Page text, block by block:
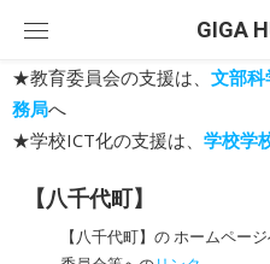
content
GIGA
★教育委員会の支援は、 文部
務局へ
★学校ICT化の支援は、 学校学
【八千代町】
【八千代町】の ホームペー